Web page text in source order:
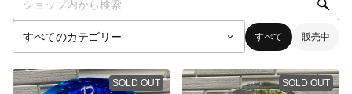
すべて 販売中
SOLD OUT SOLD OUT